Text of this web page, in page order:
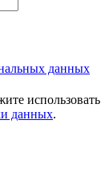
данных
использовать
данных.